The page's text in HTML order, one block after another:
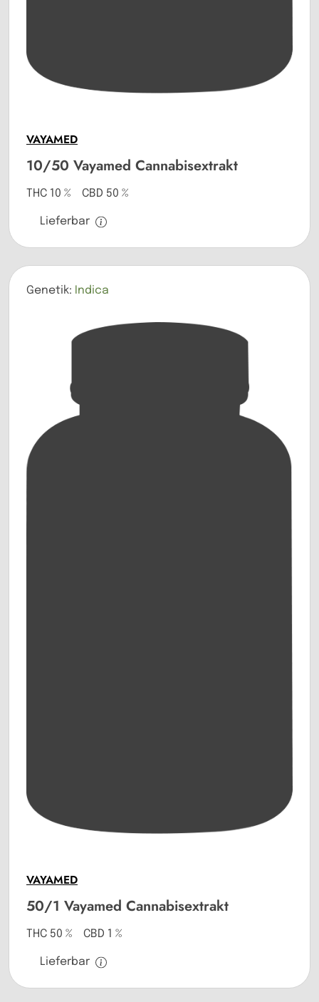
VAYAMED
10/50 Vayamed Cannabisextrakt
THC 10 % CBD 50 %
Lieferbar
Genetik: Indica
VAYAMED
50/1 Vayamed Cannabisextrakt
THC 50 % CBD 1 %
Lieferbar